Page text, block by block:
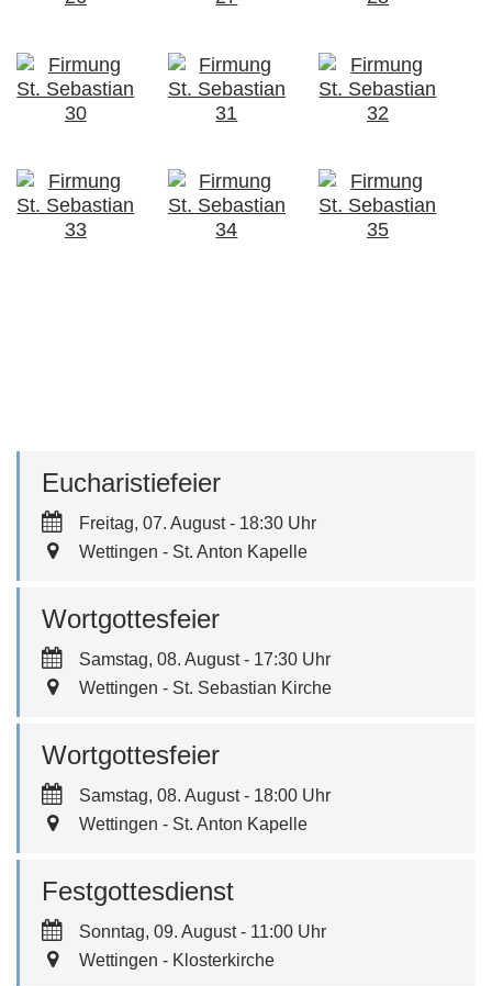
Freitag, 07. August - 18:30 Uhr
Wettingen - St. Anton Kapelle
Eucharistiefeier
Samstag, 08. August - 17:30 Uhr
Wettingen - St. Sebastian Kirche
Wortgottesfeier
Samstag, 08. August - 18:00 Uhr
Wettingen - St. Anton Kapelle
Wortgottesfeier
Sonntag, 09. August - 11:00 Uhr
Wettingen - Klosterkirche
Festgottesdienst